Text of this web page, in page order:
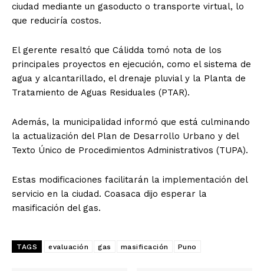
ciudad mediante un gasoducto o transporte virtual, lo
que reduciría costos.
El gerente resaltó que Cálidda tomó nota de los
principales proyectos en ejecución, como el sistema de
agua y alcantarillado, el drenaje pluvial y la Planta de
Tratamiento de Aguas Residuales (PTAR).
Además, la municipalidad informó que está culminando
la actualización del Plan de Desarrollo Urbano y del
Texto Único de Procedimientos Administrativos (TUPA).
Estas modificaciones facilitarán la implementación del
servicio en la ciudad. Coasaca dijo esperar la
masificación del gas.
TAGS evaluación gas masificación Puno